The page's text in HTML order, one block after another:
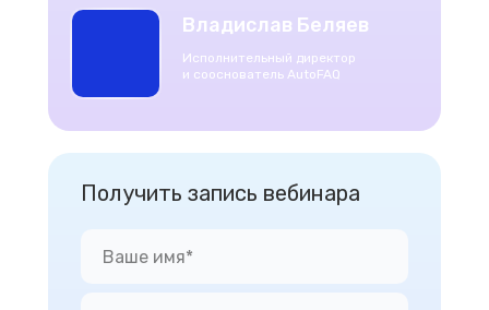
Получить запись вебинара
Владислав Беляев
Исполнительный директор
и сооснователь AutoFAQ